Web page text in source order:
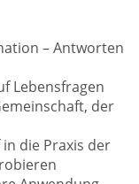
– Antworten
Lebensfragen
der
die Praxis der